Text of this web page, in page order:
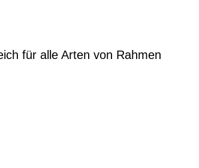
für alle Arten von Rahmen